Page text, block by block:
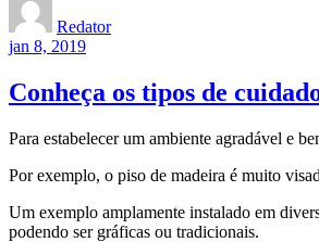
Redator
jan 8, 2019
Conheça os tipos de
Para estabelecer um ambiente agradável e
Por exemplo, o piso de madeira é muito
Um exemplo amplamente instalado em
podendo ser gráficas ou tradicionais.